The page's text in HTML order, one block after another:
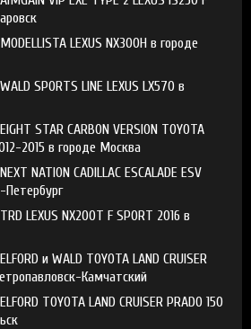
LEXUS NX300H в городе
SPORTS LINE LEXUS LX570 в
STAR CARBON VERSION TOYOTA
2015 в городе Москва
NATION CADILLAC ESCALADE ESV
Петербург
LEXUS NX200T F SPORT 2016 в
и WALD TOYOTA LAND CRUISER
Камчатский
TOYOTA LAND CRUISER PRADO 150